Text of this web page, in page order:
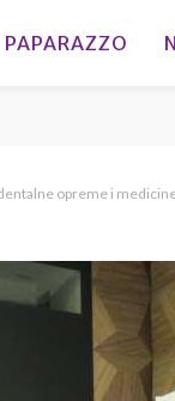
PAPARAZZO
opreme i